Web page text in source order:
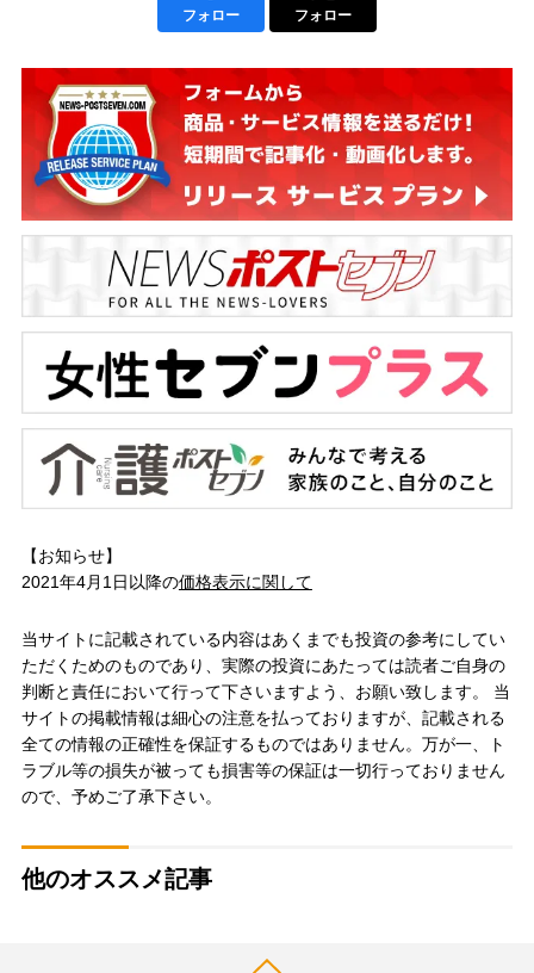
フォロー フォロー
【お知らせ】
2021年4月1日以降の価格表示に関して
当サイトに記載されている内容はあくまでも投資の参考にしてい
ただくためのものであり、実際の投資にあたっては読者ご自身の
判断と責任において行って下さいますよう、お願い致します。 当
サイトの掲載情報は細心の注意を払っておりますが、記載される
全ての情報の正確性を保証するものではありません。万が一、ト
ラブル等の損失が被っても損害等の保証は一切行っておりません
ので、予めご了承下さい。
他のオススメ記事